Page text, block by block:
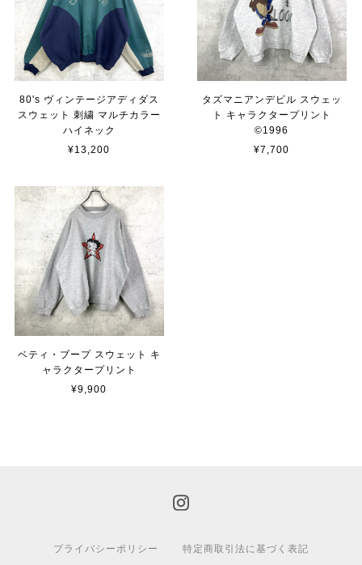
80's ヴィンテージアディダス
スウェット 刺繍 マルチカラー
ハイネック
¥13,200
タズマニアンデビル スウェッ
ト キャラクタープリント
©︎1996
¥7,700
ベティ・ブープ スウェット キ
ャラクタープリント
¥9,900
プライバシーポリシー 特定商取引法に基づく表記